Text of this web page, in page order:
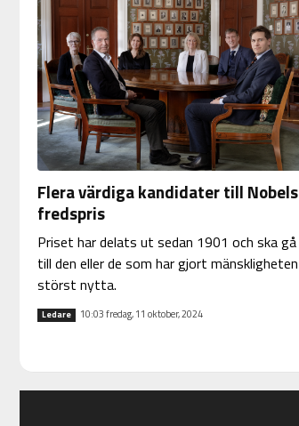
Flera värdiga kandidater till Nobels
fredspris
Priset har delats ut sedan 1901 och ska gå
till den eller de som har gjort mänskligheten
störst nytta.
Ledare 10:03 fredag, 11 oktober, 2024